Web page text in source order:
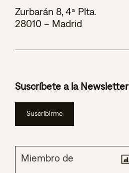
Zurbarán 8, 4ª Plta.
28010 – Madrid
Suscríbete a la Newsletter
Suscribirme
Miembro de